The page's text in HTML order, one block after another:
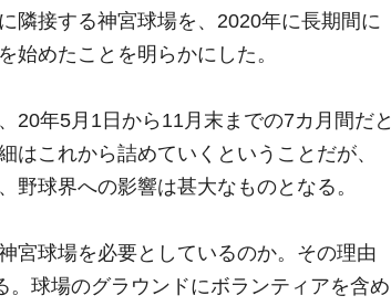
隣接する神宮球場を、2020年に長期間に
始めたことを明らかにした。
20年5月1日から11月末までの7カ月間だと
はこれから詰めていくということだが、
野球界への影響は甚大なものとなる。
宮球場を必要としているのか。その理由
。球場のグラウンドにボランティアを含め